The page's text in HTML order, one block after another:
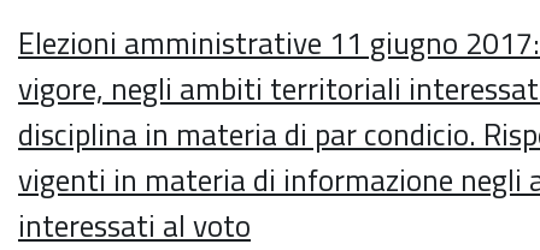
Elezioni amministrative 11 giugno
vigore, negli ambiti territoriali
disciplina in materia di par condicio.
vigenti in materia di informazione negli
interessati al voto